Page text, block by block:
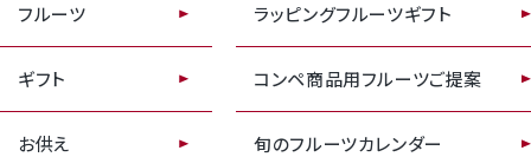
receipt_long contact_support
フルーツ
ギフト
お供え
ラッピングフルーツギフト
コンペ商品用フルーツご提案
旬のフルーツカレンダー